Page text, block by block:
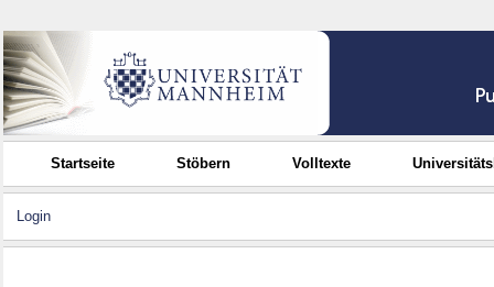
Startseite Stöbern Volltexte
Login